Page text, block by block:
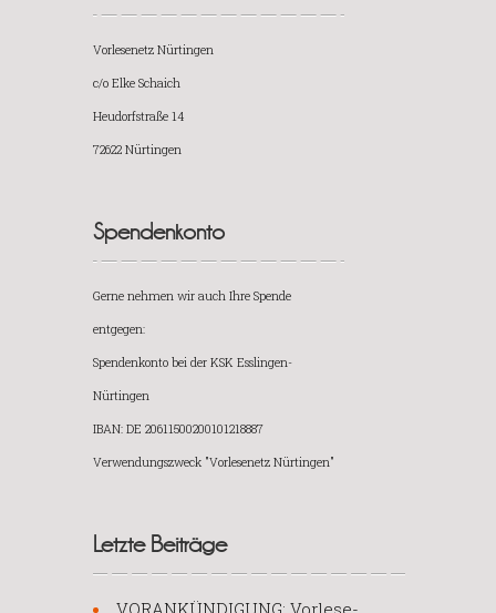
Vorlesenetz Nürtingen
c/o Elke Schaich
Heudorfstraße 14
72622 Nürtingen
Spendenkonto
Gerne nehmen wir auch Ihre Spende
entgegen:
Spendenkonto bei der KSK Esslingen-
Nürtingen
IBAN: DE 20611500200101218887
Verwendungszweck "Vorlesenetz Nürtingen"
Letzte Beiträge
VORANKÜNDIGUNG: Vorlese-